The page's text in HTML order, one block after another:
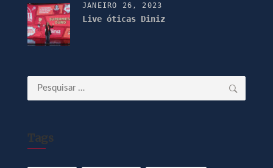
JANEIRO 26, 2023
Live óticas Diniz
Pesquisar
por:
Tags